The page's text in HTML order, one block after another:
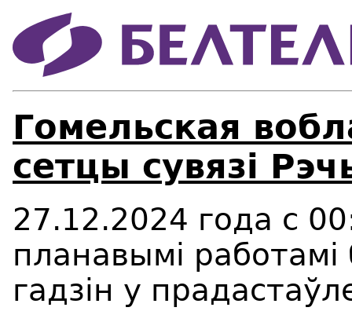
Гомельская
сетцы сувязі
27.12.2024 года с
планавымi работамi
гадзiн у